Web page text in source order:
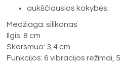
aukščiausios kokybės.
Medžiaga: silikonas
Ilgis: 8 cm
Skersmuo: 3,4 cm
Funkcijos: 6 vibracijos režimai,